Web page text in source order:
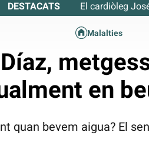
DESTACATS El cardiòleg
Malalties
en
quan bevem aigua? El